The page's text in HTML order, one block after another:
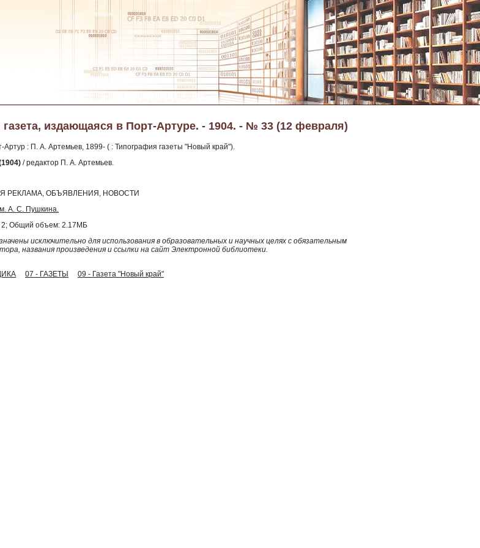
издающаяся в Порт-Артуре. - 1904. - № 33 (12 февраля)
: П. А. Артемьев, 1899- ( : Типография газеты "Новый край").
/ редактор П. А. Артемьев.
РЕКЛАМА, ОБЪЯВЛЕНИЯ, НОВОСТИ
А. С. Пушкина.
2; Общий объем: 2.17МБ
исключительно для использования в образовательных и научных целях с обязательным
названия произведения и ссылки на сайт Электронной библиотеки.
07 - ГАЗЕТЫ 09 - Газета "Новый край"